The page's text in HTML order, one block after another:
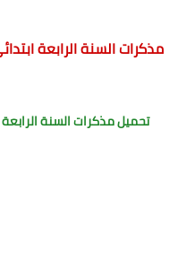
مذكرات السنة الرابعة
تحميل مذكرات السنة